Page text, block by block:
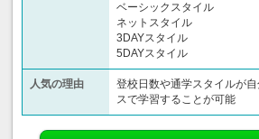
ベーシックスタイル
ネットスタイル
3DAYスタイル
5DAYスタイル
人気の理由
登校日数や通学スタイルが
スで学習することが可能